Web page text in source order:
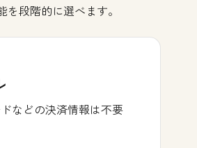
を段階的に選べます。
などの決済情報は不要